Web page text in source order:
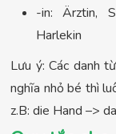
-in: Ärztin,
Harlekin
Lưu ý: Các danh
nghĩa nhỏ bé thì
z.B: die Hand –>